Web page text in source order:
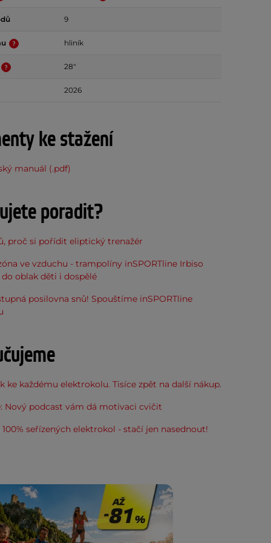
9
hliník
28"
2026
ke stažení
manuál (.pdf)
poradit?
proč si pořídit eliptický trenažér
ve vzduchu - trampolíny inSPORTline Irbiso
oblak děti i dospělé
posilovna snů! Spouštíme inSPORTline
ke každému elektrokolu. Tisíce zpět na další nákup.
Nový podcast vám dá motivaci cvičit
100% seřízených elektrokol - stačí jen nasednout!